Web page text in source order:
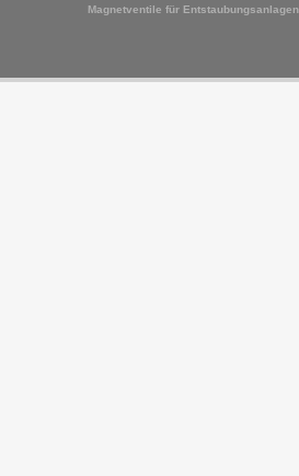
Magnetventile für